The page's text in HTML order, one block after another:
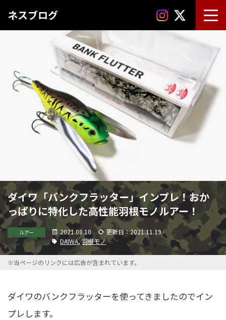
ネスブログ
ダイワ「バンクフラッター」インプレ！おか
っぱりに特化した高性能羽根モノルアー！
ルアー 2021.08.10
更新日：2021.11.19
DAIWA,羽根モノ
※当ページのリンクには広告が含まれています。
ダイワのバンクフラッターを使ってきましたのでイン
プレします。